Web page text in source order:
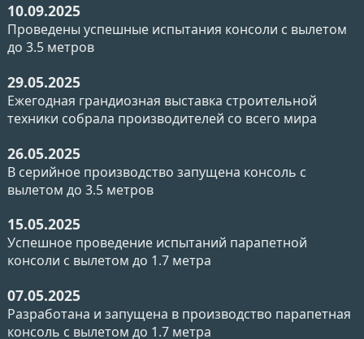
10.09.2025
Проведены успешные испытания консоли с вылетом
до 3.5 метров
29.05.2025
Ежегодная грандиозная выставка строительной
техники собрала производителей со всего мира
26.05.2025
В серийное производство запущена консоль с
вылетом до 3.5 метров
15.05.2025
Успешное проведение испытаний парапетной
консоли с вылетом до 1.7 метра
07.05.2025
Разработана и запущена в производство парапетная
консоль с вылетом до 1.7 метра